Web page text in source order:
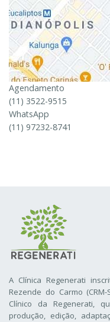
Agendamento
(11) 3522-9515
WhatsApp
(11) 97232-8741
A Clínica Regenerati
Rezende do Carmo
Clínico da Regenerati,
produção, edição,